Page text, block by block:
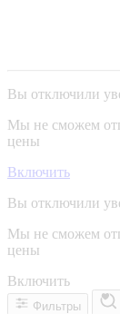
Вы отключили
Мы не сможем
цены
Включить
Вы отключили
Мы не сможем
цены
Включить
Фильтры